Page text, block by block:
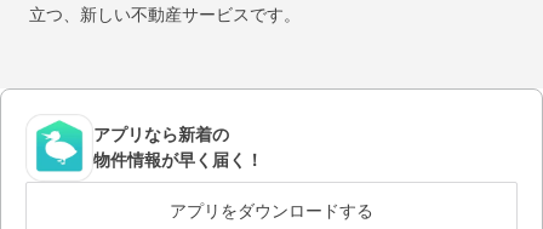
立つ、新しい不動産サービスです。
アプリなら新着の
物件情報が早く届く！
アプリをダウンロードする